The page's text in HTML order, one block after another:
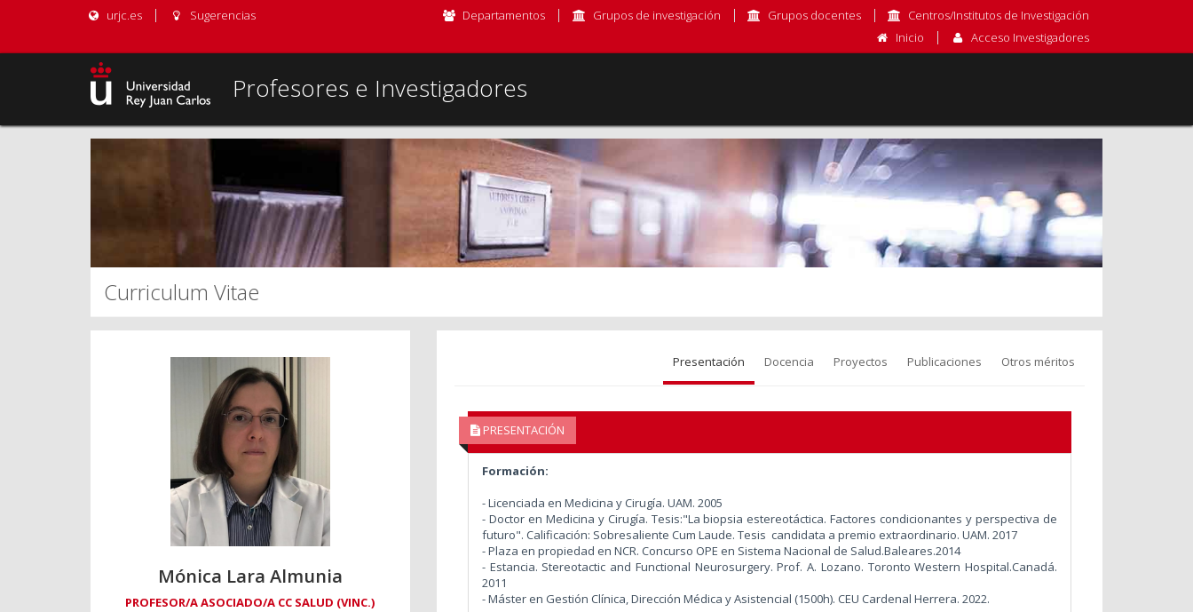
urjc.es Sugerencias Departamentos Grupos de investigación Grupos docentes
Centros/Institutos de Investigación
Inicio
Acceso Investigadores
Profesores e Investigadores
Curriculum Vitae
Mónica Lara Almunia
PROFESOR/A ASOCIADO/A CC SALUD (VINC.)
Presentación Docencia Proyectos Publicaciones Otros méritos
PRESENTACIÓN
Formación:
- Licenciada en Medicina y Cirugía. UAM. 2005
- Doctor en Medicina y Cirugía. Tesis:"La biopsia estereotáctica. Factores condicionantes y perspectiva de
futuro". Calificación: Sobresaliente Cum Laude. Tesis candidata a premio extraordinario. UAM. 2017
- Plaza en propiedad en NCR. Concurso OPE en Sistema Nacional de Salud.Baleares.2014
- Estancia. Stereotactic and Functional Neurosurgery. Prof. A. Lozano. Toronto Western Hospital.Canadá.
2011
- Máster en Gestión Clínica, Dirección Médica y Asistencial (1500h). CEU Cardenal Herrera. 2022.